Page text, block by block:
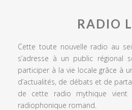
RADIO
Cette toute nouvelle radio au
s’adresse à un public régional
participer à la vie locale grâce à
d’actualités, de débats et de
de cette radio mythique vient
radiophonique romand.